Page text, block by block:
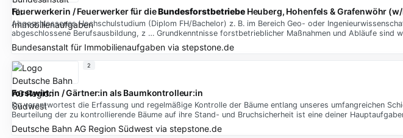
Feuerwerkerin / Feuerwerker für dieBundesforstbetriebeHeuberg, Hohenfels & Grafenwöhr
Abgeschlossenes Hochschulstudium (Diplom FH/Bachelor) z. B. im Bereich Geo- oder
abgeschlossene Berufsausbildung, z … Grundkenntnisse forstbetrieblicher Maßnahmen und Abläufe sind
Bundesanstalt für Immobilienaufgabenvia stepstone.de
Forstwirt:in / Gärtner:in als Baumkontrolleur:in
Du verantwortest die Erfassung und regelmäßige Kontrolle der Bäume entlang unseres umfangreichen
Beurteilung der zu kontrollierende Bäume auf ihre Stand- und Bruchsicherheit ist eine deiner
Deutsche Bahn AG Region Südwestvia stepstone.de
2